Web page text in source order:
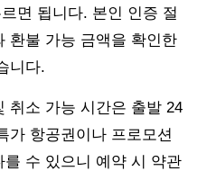
면 됩니다. 본인 인증 절
환불 가능 금액을 확인한
니다.
취소 가능 시간은 출발 24
가 항공권이나 프로모션
수 있으니 예약 시 약관